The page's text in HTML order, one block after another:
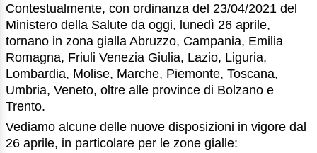
Contestualmente, con ordinanza del 23/04/2021 del
Ministero della Salute da oggi, lunedì 26 aprile,
tornano in zona gialla Abruzzo, Campania, Emilia
Romagna, Friuli Venezia Giulia, Lazio, Liguria,
Lombardia, Molise, Marche, Piemonte, Toscana,
Umbria, Veneto, oltre alle province di Bolzano e
Trento.
Vediamo alcune delle nuove disposizioni in vigore dal
26 aprile, in particolare per le zone gialle: